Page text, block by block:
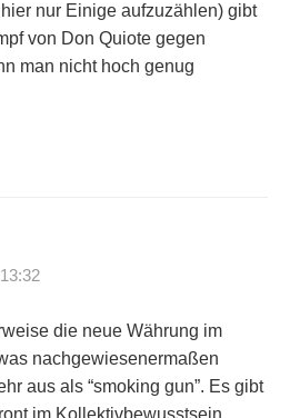
nur Einige aufzuzählen) gibt
von Don Quiote gegen
man nicht hoch genug
die neue Währung im
nachgewiesenermaßen
aus als “smoking gun”. Es gibt